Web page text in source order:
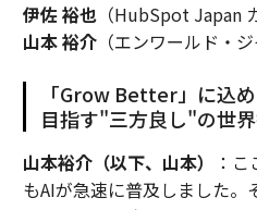
伊佐 裕也（HubSpot Japan
山本 裕介（エンワールド・ジ
「Grow Better」に込
目指す"三方良し"の世
山本裕介（以下、山本）
：
もAIが急速に普及しました